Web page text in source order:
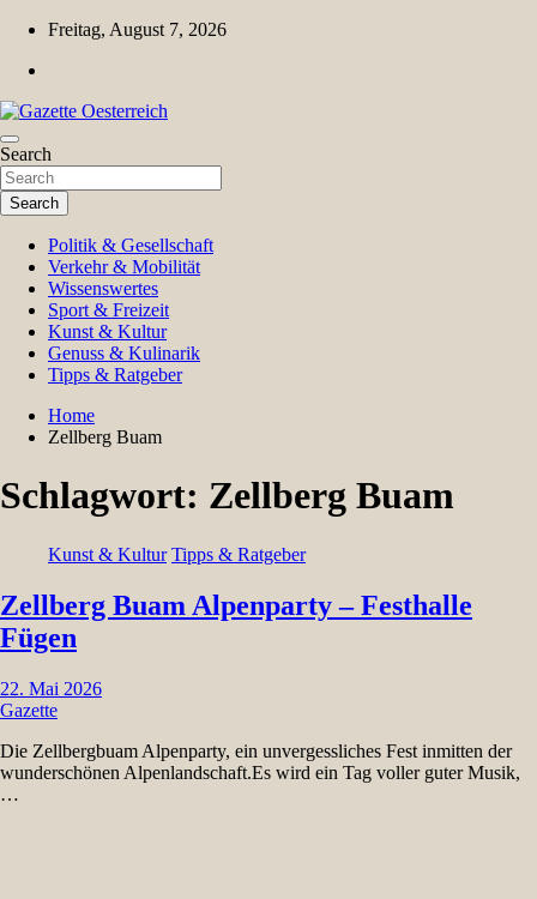
Skip
content
Freitag, August 7, 2026
Gazette Oesterreich
Magazin für Freizeit, Politik, Kultur & Wissenschaft
Search
Search
Politik & Gesellschaft
Verkehr & Mobilität
Wissenswertes
Sport & Freizeit
Kunst & Kultur
Genuss & Kulinarik
Tipps & Ratgeber
Home
Zellberg Buam
Schlagwort: Zellberg Buam
Kunst & Kultur Tipps & Ratgeber
Zellberg Buam Alpenparty – Festhalle
Fügen
22. Mai 2026
Gazette
Die Zellbergbuam Alpenparty, ein unvergessliches Fest inmitten der
wunderschönen Alpenlandschaft.Es wird ein Tag voller guter Musik,
…